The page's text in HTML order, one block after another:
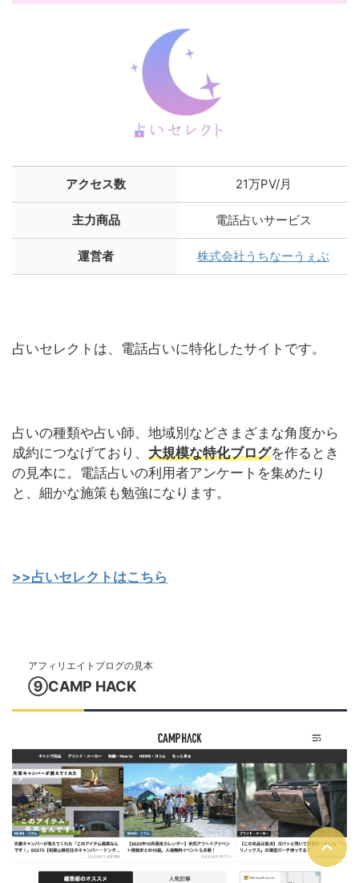
アクセス数 21万PV/月
主力商品 電話占いサービス
運営者 株式会社うちなーうぇぶ
占いセレクトは、電話占いに特化したサイトです。
占いの種類や占い師、地域別などさまざまな角度から
成約につなげており、 大規模な特化ブログを作るとき
の見本に。電話占いの利用者アンケートを集めたり
と、細かな施策も勉強になります。
>>占いセレクトはこちら
アフィリエイトブログの見本
⑨CAMP HACK